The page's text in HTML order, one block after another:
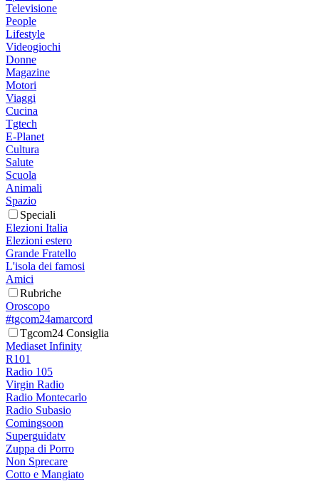
Televisione
People
Lifestyle
Videogiochi
Donne
Magazine
Motori
Viaggi
Cucina
Tgtech
E-Planet
Cultura
Salute
Scuola
Animali
Spazio
Speciali
Elezioni Italia
Elezioni estero
Grande Fratello
L'isola dei famosi
Amici
Rubriche
Oroscopo
#tgcom24amarcord
Tgcom24 Consiglia
Mediaset Infinity
R101
Radio 105
Virgin Radio
Radio Montecarlo
Radio Subasio
Comingsoon
Superguidatv
Zuppa di Porro
Non Sprecare
Cotto e Mangiato